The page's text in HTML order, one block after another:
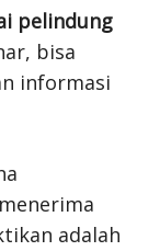
pelindung
bisa
informasi
adalah